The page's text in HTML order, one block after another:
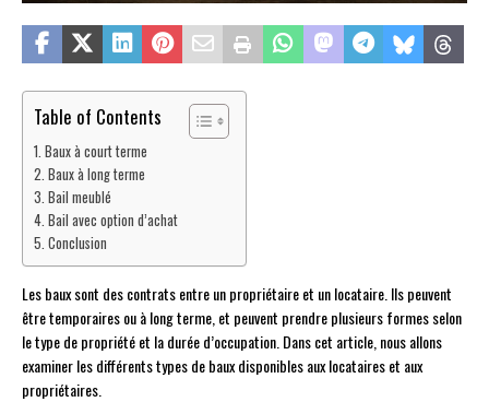
Table of Contents
Baux à court terme
Baux à long terme
Bail meublé
Bail avec option d’achat
Conclusion
Les baux sont des contrats entre un propriétaire et un locataire. Ils peuvent
être temporaires ou à long terme, et peuvent prendre plusieurs formes selon
le type de propriété et la durée d’occupation. Dans cet article, nous allons
examiner les différents types de baux disponibles aux locataires et aux
propriétaires.